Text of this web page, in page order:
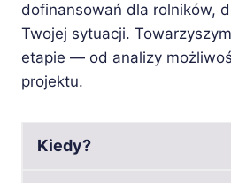
dofinansowań dla rolników,
Twojej sytuacji.
etapie — od analizy
projektu.
Kiedy?